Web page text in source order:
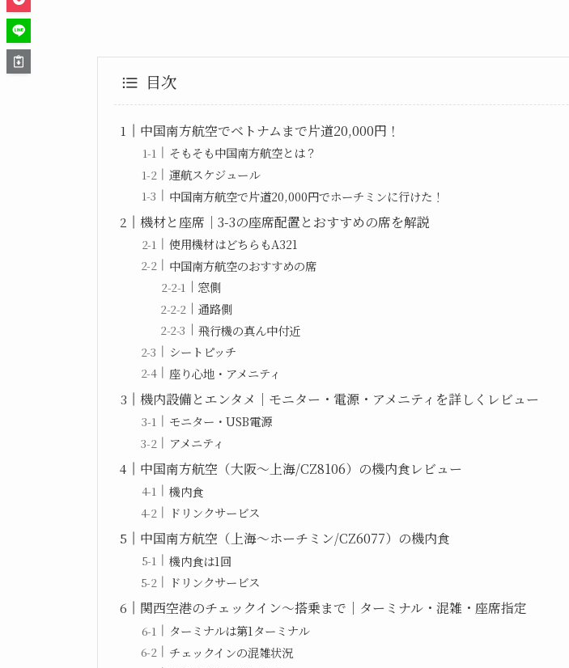
目次
中国南方航空でベトナムまで片道20,000円！
そもそも中国南方航空とは？
運航スケジュール
中国南方航空で片道20,000円でホーチミンに行けた！
機材と座席｜3-3の座席配置とおすすめの席を解説
使用機材はどちらもA321
中国南方航空のおすすめの席
窓側
通路側
飛行機の真ん中付近
シートピッチ
座り心地・アメニティ
機内設備とエンタメ｜モニター・電源・アメニティを詳しくレビュー
モニター・USB電源
アメニティ
中国南方航空（大阪～上海/CZ8106）の機内食レビュー
機内食
ドリンクサービス
中国南方航空（上海～ホーチミン/CZ6077）の機内食
機内食は1回
ドリンクサービス
関西空港のチェックイン～搭乗まで｜ターミナル・混雑・座席指定
ターミナルは第1ターミナル
チェックインの混雑状況